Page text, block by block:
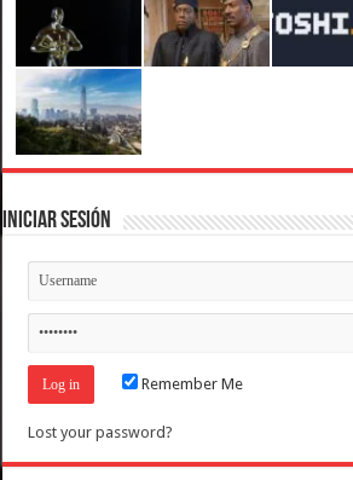
Iniciar Sesión
Remember Me
Lost your password?